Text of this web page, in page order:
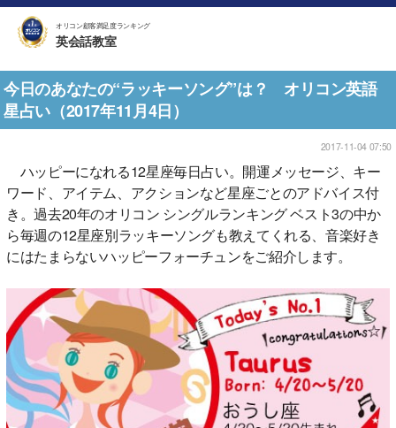
オリコン顧客満足度ランキング
英会話教室
今日のあなたの“ラッキーソング”は？ オリコン英語
星占い（2017年11月4日）
2017-11-04 07:50
ハッピーになれる12星座毎日占い。開運メッセージ、キー
ワード、アイテム、アクションなど星座ごとのアドバイス付
き。過去20年のオリコン シングルランキング ベスト3の中か
ら毎週の12星座別ラッキーソングも教えてくれる、音楽好き
にはたまらないハッピーフォーチュンをご紹介します。